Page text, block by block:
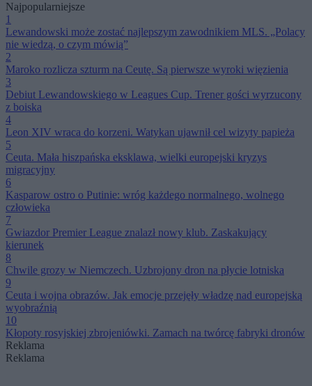
Najpopularniejsze
1
Lewandowski może zostać najlepszym zawodnikiem MLS. „Polacy
nie wiedzą, o czym mówią”
2
Maroko rozlicza szturm na Ceutę. Są pierwsze wyroki więzienia
3
Debiut Lewandowskiego w Leagues Cup. Trener gości wyrzucony
z boiska
4
Leon XIV wraca do korzeni. Watykan ujawnił cel wizyty papieża
5
Ceuta. Mała hiszpańska eksklawa, wielki europejski kryzys
migracyjny
6
Kasparow ostro o Putinie: wróg każdego normalnego, wolnego
człowieka
7
Gwiazdor Premier League znalazł nowy klub. Zaskakujący
kierunek
8
Chwile grozy w Niemczech. Uzbrojony dron na płycie lotniska
9
Ceuta i wojna obrazów. Jak emocje przejęły władzę nad europejską
wyobraźnią
10
Kłopoty rosyjskiej zbrojeniówki. Zamach na twórcę fabryki dronów
Reklama
Reklama